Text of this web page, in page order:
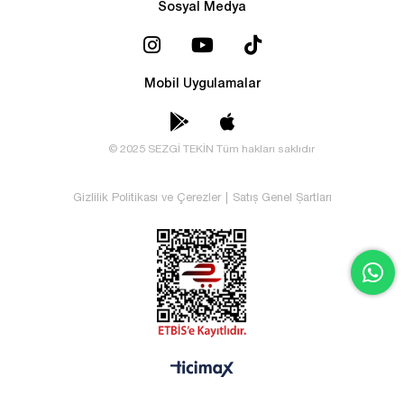
Sosyal Medya
Mobil Uygulamalar
© 2025 SEZGİ TEKİN Tüm hakları saklıdır
Gizlilik Politikası ve Çerezler Satış Genel Şartları